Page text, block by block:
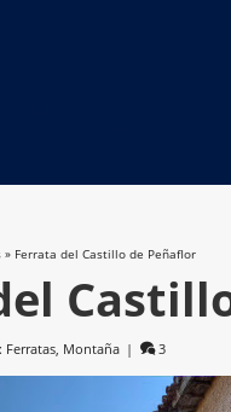
» Ferrata del Castillo de Peñaflor
Ferratas, Montaña | 3